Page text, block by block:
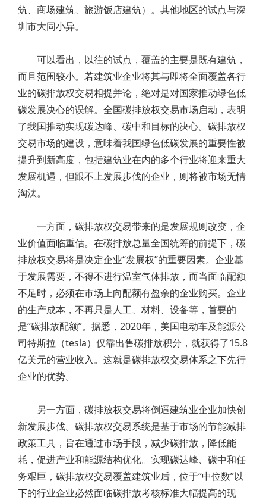
筑、商场建筑、旅游饭店建筑）。其他地区的试点与深
圳市大同小异。
可以看出，以往的试点，覆盖的主要是既有建筑，
而且范围较小。若建筑业企业将其与即将全面覆盖各行
业的碳排放权交易相提并论，绝对是对国家推动绿色低
碳发展决心的误解。全国碳排放权交易市场启动，表明
了我国推动实现碳达峰、碳中和目标的决心。碳排放权
交易市场的建设，意味着我国绿色低碳发展的重要性被
提升到新高度，包括建筑业在内的多个行业将迎来重大
发展机遇，但跟不上发展步伐的企业，则将被市场无情
淘汰。
一方面，碳排放权交易带来的是发展规则改变，企
业价值面临重估。在碳排放总量全国统筹的前提下，碳
排放权交易将是决定企业“发展权”的重要因素。企业基
于发展需要，不得不进行温室气体排放，而当面临配额
不足时，必须在市场上向配额有盈余的企业购买。企业
的生产成本，不再只是人工、材料、设备等，首要的
是“碳排放配额”。据悉，2020年，美国电动车及能源公
司特斯拉（tesla）仅靠出售碳排放积分，就获得了15.8
亿美元的营业收入。这就是碳排放权交易体系之下先行
企业的优势。
另一方面，碳排放权交易将倒逼建筑业企业加快创
新发展步伐。碳排放权交易系统是基于市场的节能减排
政策工具，旨在通过市场手段，减少碳排放，降低能
耗，促进产业和能源结构优化。实现碳达峰、碳中和任
务艰巨，碳排放权交易覆盖建筑业后，位于“中位数”以
下的行业企业必然面临碳排放考核标准大幅提高的现